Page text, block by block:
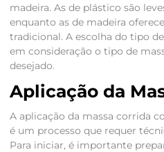
madeira. As de plástico são
enquanto as de madeira
tradicional. A escolha do tipo
em consideração o tipo de
desejado.
Aplicação da
A aplicação da massa corrida
é um processo que requer
Para iniciar, é importante